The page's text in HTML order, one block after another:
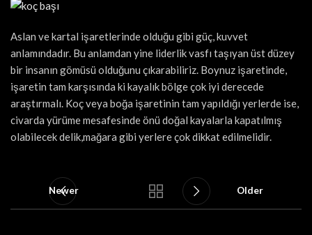
Aslan ve kartal işaretlerinde olduğu gibi güç, kuvvet
anlamındadır. Bu anlamdan yine liderlik vasfı taşıyan üst düzey
bir insanın gömüsü olduğunu çıkarabiliriz. Boynuz işaretinde,
işaretin tam karşısında ki kayalık bölge çok iyi derecede
araştırmalı. Koç veya boğa işaretinin tam yapıldığı yerlerde ise,
civarda yürüme mesafesinde önü doğal kayalarla kapatılmış
olabilecek delik,mağara gibi yerlere çok dikkat edilmelidir.
Newer Older